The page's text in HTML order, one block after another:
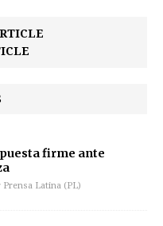
firme ante
Prensa Latina (PL)